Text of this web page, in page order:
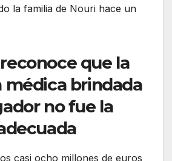
la familia de Nouri hace un
que la
médica brindada
no fue la
casi ocho millones de euros